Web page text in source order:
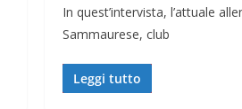
In quest’intervista, l’attuale
Sammaurese, club
Leggi tutto